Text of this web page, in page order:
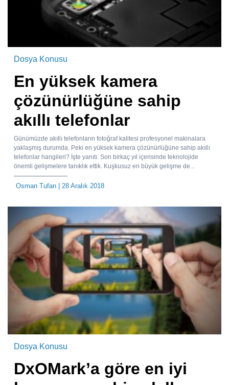
Dosya Konusu
En yüksek kamera
çözünürlüğüne sahip
akıllı telefonlar
Günümüzde akıllı telefonların fotoğraf kalitesi profesyonel makinalara
yaklaşmış durumda. Peki en yüksek kamera çözünürlüğüne sahip akıllı
telefonlar hangileri? İşte yanıtı. Son birkaç yıl içerisinde teknolojide
önemli gelişmelere tanıklık ettik. Kuşkusuz en büyük gelişme de...
Osman Tufan | 28 Aralık 2018
Dosya Konusu
DxOMark’a göre en iyi